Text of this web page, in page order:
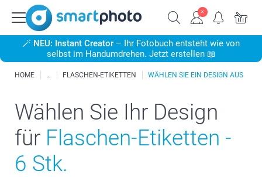
🪄 NEU: Instant Creator – Ihr Fotobuch entsteht wie von
selbst im Handumdrehen. Jetzt erstellen 📖
HOME FLASCHEN-ETIKETTEN WÄHLEN SIE EIN DESIGN AUS
Wählen Sie Ihr Design
für Flaschen-Etiketten -
6 Stk.